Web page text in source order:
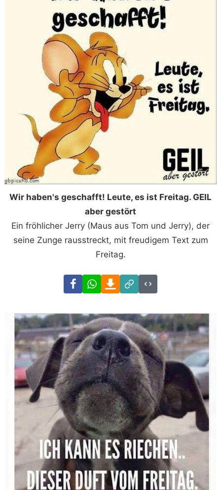
Wir haben's geschafft! Leute, es ist Freitag. GEIL
aber gestört
Ein fröhlicher Jerry (Maus aus Tom und Jerry), der
seine Zunge rausstreckt, mit freudigem Text zum
Freitag.
FacebookWhatsAppDownload
Link
Code